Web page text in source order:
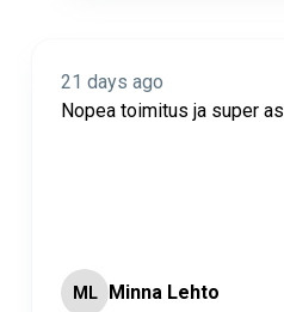
21 days ago
Nopea toimitus ja super
ML Minna Lehto